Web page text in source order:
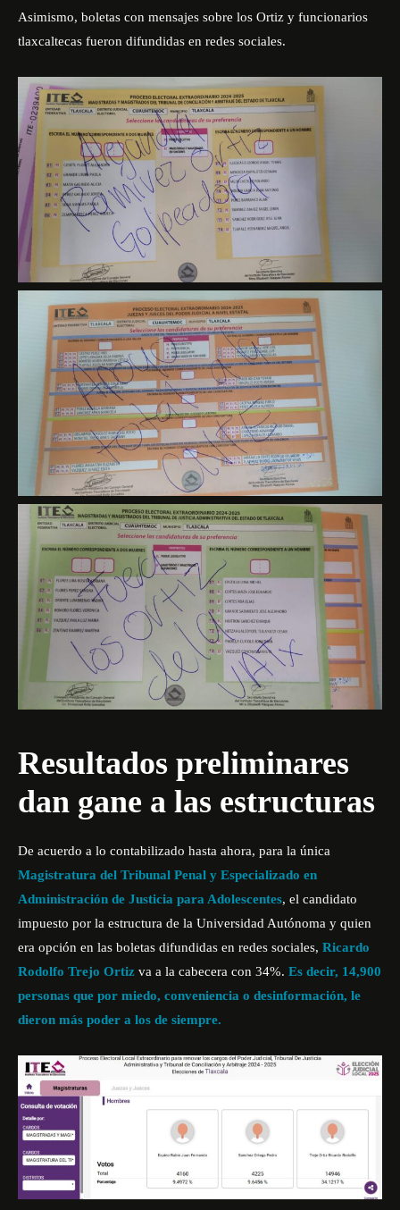
Asimismo, boletas con mensajes sobre los Ortiz y funcionarios
tlaxcaltecas fueron difundidas en redes sociales.
Resultados preliminares
dan gane a las estructuras
De acuerdo a lo contabilizado hasta ahora, para la única
Magistratura del Tribunal Penal y Especializado en
Administración de Justicia para Adolescentes, el candidato
impuesto por la estructura de la Universidad Autónoma y quien
era opción en las boletas difundidas en redes sociales, Ricardo
Rodolfo Trejo Ortiz va a la cabecera con 34%. Es decir, 14,900
personas que por miedo, conveniencia o desinformación, le
dieron más poder a los de siempre.